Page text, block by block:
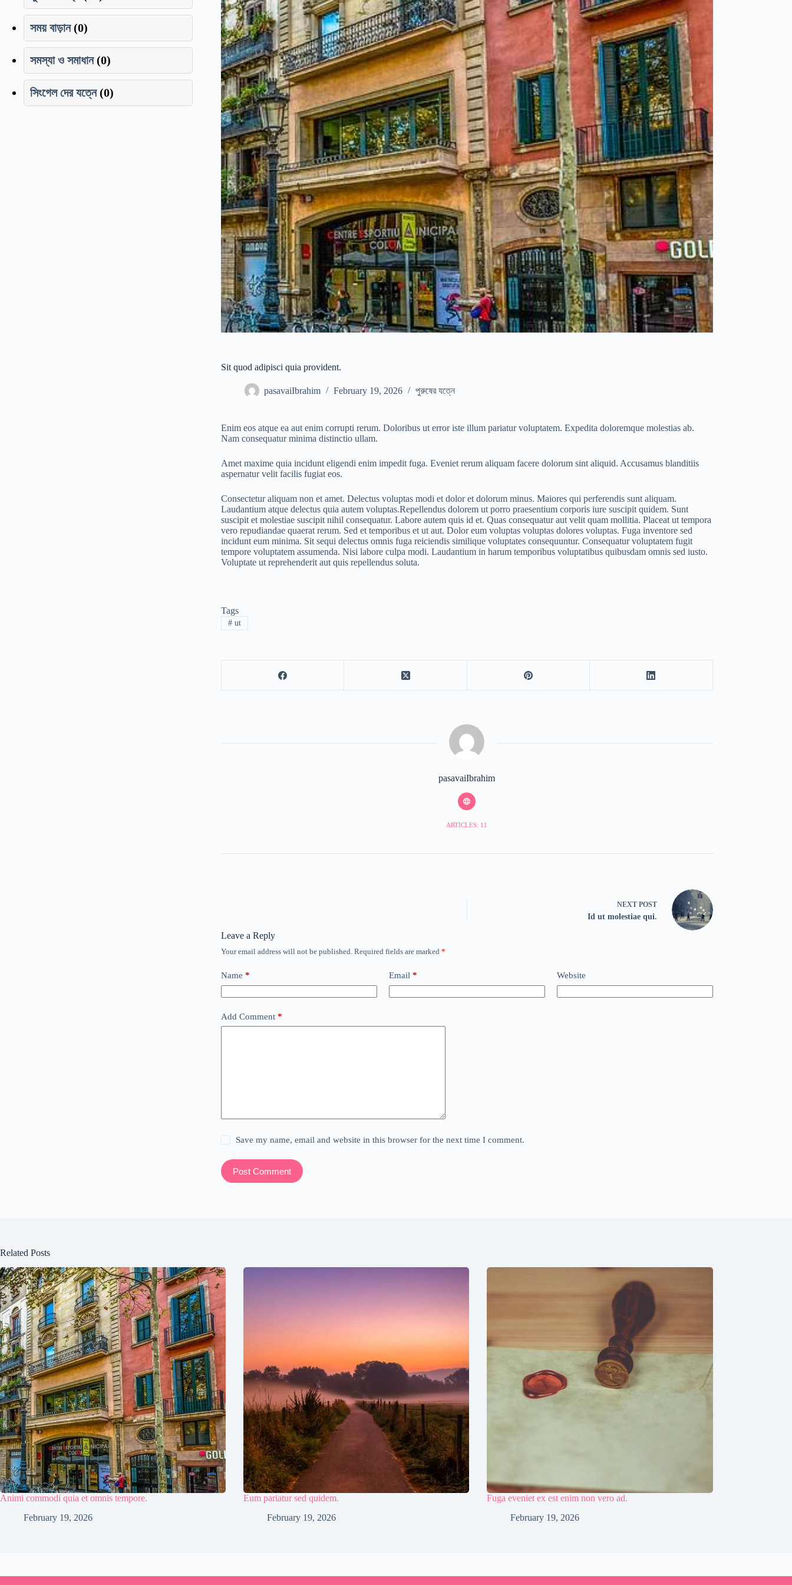
Sit quod adipisci quia provident.
pasavaiIbrahim February 19, 2026 পুরুষের যত্নে
Enim eos atque ea aut enim corrupti rerum. Doloribus ut error iste illum pariatur voluptatem. Expedita doloremque molestias ab.
Nam consequatur minima distinctio ullam.
Amet maxime quia incidunt eligendi enim impedit fuga. Eveniet rerum aliquam facere dolorum sint aliquid. Accusamus blanditiis
aspernatur velit facilis fugiat eos.
Consectetur aliquam non et amet. Delectus voluptas modi et dolor et dolorum minus. Maiores qui perferendis sunt aliquam.
Laudantium atque delectus quia autem voluptas.Repellendus dolorem ut porro praesentium corporis iure suscipit quidem. Sunt
suscipit et molestiae suscipit nihil consequatur. Labore autem quis id et. Quas consequatur aut velit quam mollitia. Placeat ut tempora
vero repudiandae quaerat rerum. Sed et temporibus et ut aut. Dolor eum voluptas voluptas dolores voluptas. Fuga inventore sed
incidunt eum minima. Sit sequi delectus omnis fuga reiciendis similique voluptates consequuntur. Consequatur voluptatem fugit
tempore voluptatem assumenda. Nisi labore culpa modi. Laudantium in harum temporibus voluptatibus quibusdam omnis sed iusto.
Voluptate ut reprehenderit aut quis repellendus soluta.
Tags
#ut
pasavaiIbrahim
ARTICLES: 11
NEXT POST
Id ut molestiae qui.
Leave a Reply
Your email address will not be published. Required fields are marked *
Name * Email* Website
Add Comment*
Save my name, email and website in this browser for the next time I comment.
Post Comment
সময় বাড়ান(0)
সমস্যা ও সমাধান(0)
সিংগেল দের যত্নে(0)
Related Posts
Animi commodi quia et omnis tempore.
February 19, 2026
Eum pariatur sed quidem.
February 19, 2026
Fuga eveniet ex est enim non vero ad.
February 19, 2026